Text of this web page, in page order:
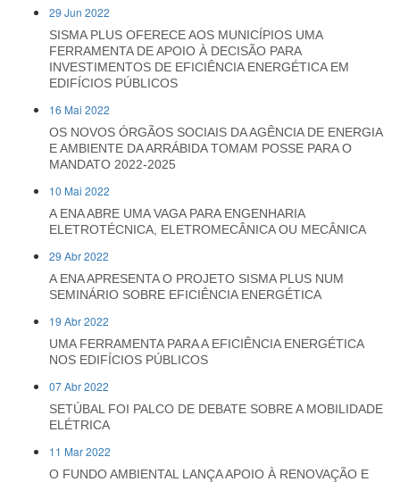
29 Jun 2022
SISMA PLUS OFERECE AOS MUNICÍPIOS UMA
FERRAMENTA DE APOIO À DECISÃO PARA
INVESTIMENTOS DE EFICIÊNCIA ENERGÉTICA EM
EDIFÍCIOS PÚBLICOS
16 Mai 2022
OS NOVOS ÓRGÃOS SOCIAIS DA AGÊNCIA DE ENERGIA
E AMBIENTE DA ARRÁBIDA TOMAM POSSE PARA O
MANDATO 2022-2025
10 Mai 2022
A ENA ABRE UMA VAGA PARA ENGENHARIA
ELETROTÉCNICA, ELETROMECÂNICA OU MECÂNICA
29 Abr 2022
A ENA APRESENTA O PROJETO SISMA PLUS NUM
SEMINÁRIO SOBRE EFICIÊNCIA ENERGÉTICA
19 Abr 2022
UMA FERRAMENTA PARA A EFICIÊNCIA ENERGÉTICA
NOS EDIFÍCIOS PÚBLICOS
07 Abr 2022
SETÚBAL FOI PALCO DE DEBATE SOBRE A MOBILIDADE
ELÉTRICA
11 Mar 2022
O FUNDO AMBIENTAL LANÇA APOIO À RENOVAÇÃO E